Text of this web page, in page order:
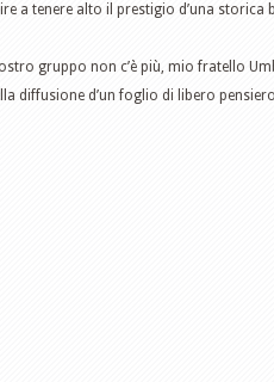
a tenere alto il prestigio d’una storica
gruppo non c’è più, mio fratello
diffusione d’un foglio di libero